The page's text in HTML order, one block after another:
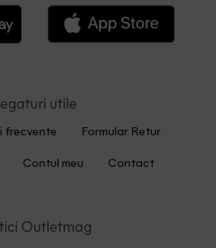
utile
frecvente Formular Retur
Contul meu Contact
Outletmag